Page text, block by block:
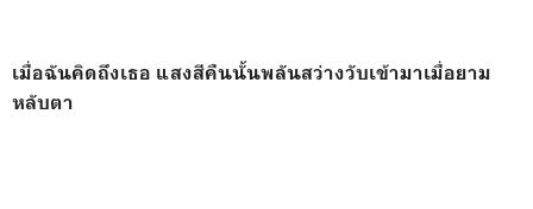
เมื่อฉันคิดถึงเธอ แสงสีคืนนั้นพลันสว่างวับเข้ามาเมื่อยาม
หลับตา